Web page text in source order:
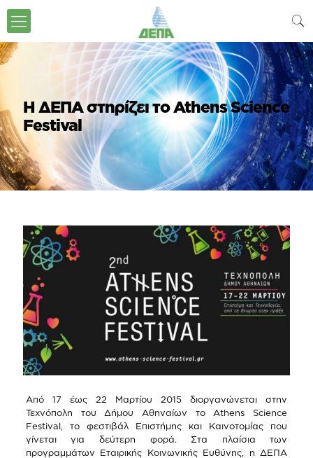
Η ΔΕΠΑ στηρίζει το Athens Science
Festival
Από 17 έως 22 Μαρτίου 2015 διοργανώνεται στην
Τεχνόπολη του Δήμου Αθηναίων το Athens Science
Festival, το φεστιβάλ Επιστήμης και Καινοτομίας που
γίνεται για δεύτερη φορά. Στα πλαίσια των
προγραμμάτων Εταιρικής Κοινωνικής Ευθύνης, η ΔΕΠΑ